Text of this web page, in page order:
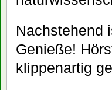
Nachstehend
Genieße!
klippenartig